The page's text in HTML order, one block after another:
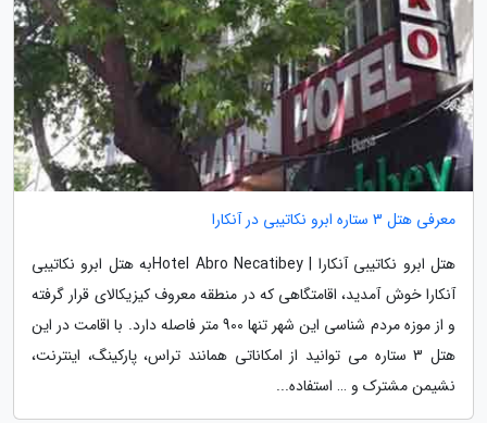
معرفی هتل 3 ستاره ابرو نکاتیبی در آنکارا
هتل ابرو نکاتیبی آنکارا | Hotel Abro Necatibeyبه هتل ابرو نکاتیبی
آنکارا خوش آمدید، اقامتگاهی که در منطقه معروف کیزیکالای قرار گرفته
و از موزه مردم شناسی این شهر تنها 900 متر فاصله دارد. با اقامت در این
هتل 3 ستاره می توانید از امکاناتی همانند تراس، پارکینگ، اینترنت،
نشیمن مشترک و … استفاده...